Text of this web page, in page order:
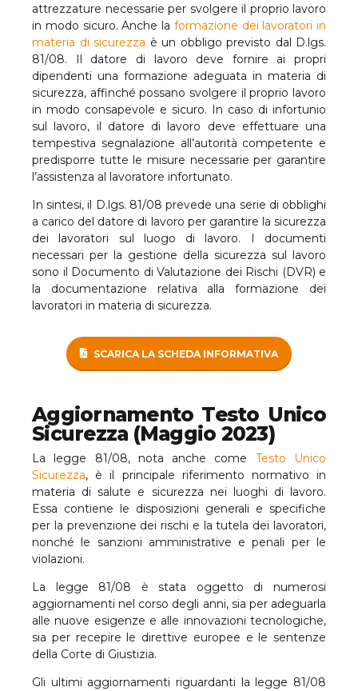
attrezzature necessarie per svolgere il proprio lavoro
in modo sicuro. Anche la formazione dei lavoratori in
materia di sicurezza è un obbligo previsto dal D.lgs.
81/08. Il datore di lavoro deve fornire ai propri
dipendenti una formazione adeguata in materia di
sicurezza, affinché possano svolgere il proprio lavoro
in modo consapevole e sicuro. In caso di infortunio
sul lavoro, il datore di lavoro deve effettuare una
tempestiva segnalazione all’autorità competente e
predisporre tutte le misure necessarie per garantire
l’assistenza al lavoratore infortunato.
In sintesi, il D.lgs. 81/08 prevede una serie di obblighi
a carico del datore di lavoro per garantire la sicurezza
dei lavoratori sul luogo di lavoro. I documenti
necessari per la gestione della sicurezza sul lavoro
sono il Documento di Valutazione dei Rischi (DVR) e
la documentazione relativa alla formazione dei
lavoratori in materia di sicurezza.
SCARICA LA SCHEDA INFORMATIVA
Aggiornamento Testo Unico
Sicurezza (Maggio 2023)
La legge 81/08, nota anche come Testo Unico
Sicurezza, è il principale riferimento normativo in
materia di salute e sicurezza nei luoghi di lavoro.
Essa contiene le disposizioni generali e specifiche
per la prevenzione dei rischi e la tutela dei lavoratori,
nonché le sanzioni amministrative e penali per le
violazioni.
La legge 81/08 è stata oggetto di numerosi
aggiornamenti nel corso degli anni, sia per adeguarla
alle nuove esigenze e alle innovazioni tecnologiche,
sia per recepire le direttive europee e le sentenze
della Corte di Giustizia.
Gli ultimi aggiornamenti riguardanti la legge 81/08